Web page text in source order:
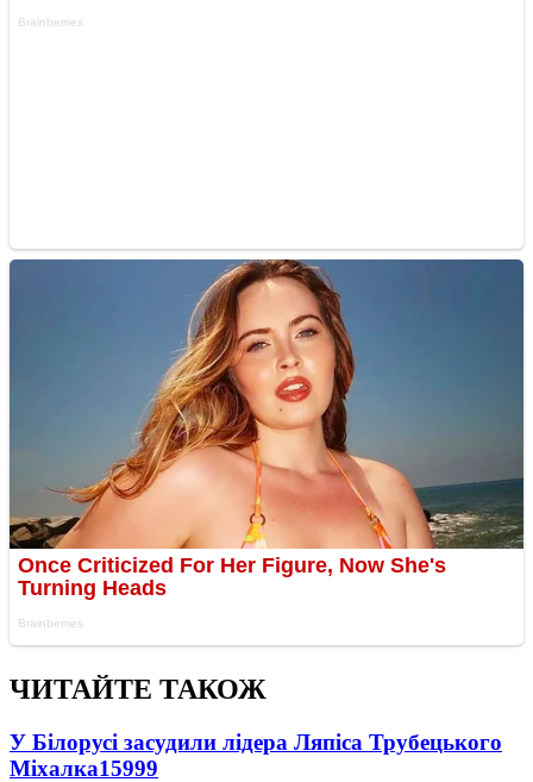
ЧИТАЙТЕ ТАКОЖ
У Білорусі засудили лідера Ляпіса Трубецького
Міхалка15999